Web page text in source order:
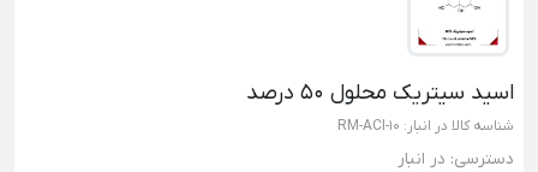
اسید سیتریک محلول 50 درصد
شناسه کالا در انبار: RM-ACI-10
دسترسی: در انبار